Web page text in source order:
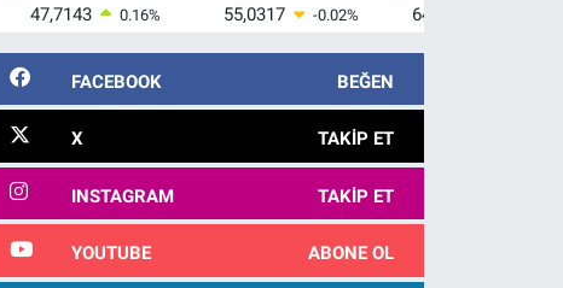
47,7143
0.16%
55,0317
-0.02%
64,2463
FACEBOOK BEĞEN
X TAKIP ET
INSTAGRAM TAKIP ET
YOUTUBE ABONE OL